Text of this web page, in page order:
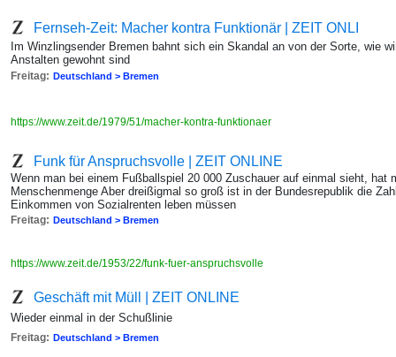
Fernseh-Zeit: Macher kontra Funktionär | ZEIT ONLI
Im Winzlingsender Bremen bahnt sich ein Skandal an von der Sorte, wie
Anstalten gewohnt sind
Freitag: Deutschland > Bremen
https://www.zeit.de/1979/51/macher-kontra-funktionaer
Funk für Anspruchsvolle | ZEIT ONLINE
Wenn man bei einem Fußballspiel 20 000 Zuschauer auf einmal sieht, hat
Menschenmenge Aber dreißigmal so groß ist in der Bundesrepublik die
Einkommen von Sozialrenten leben müssen
Freitag: Deutschland > Bremen
https://www.zeit.de/1953/22/funk-fuer-anspruchsvolle
Geschäft mit Müll | ZEIT ONLINE
Wieder einmal in der Schußlinie
Freitag: Deutschland > Bremen